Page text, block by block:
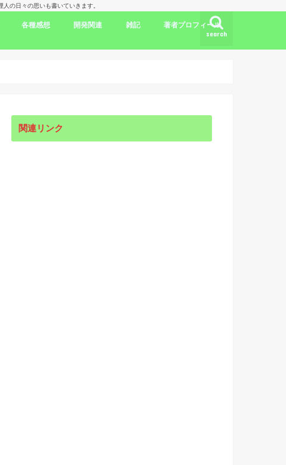
の日々の思いも書いていきます。
search
リンク
人のドラマ出演情報
台！
各種感想
劇評 海外劇評
書評 KDP
映画評
旅行記
開発関連
開発言語
iPhone/Mac
WordPress
Ubuntu
集合知/人工知能
雑記
日本
アメリカ
韓国
中国
著者プロフィール
関連リンク